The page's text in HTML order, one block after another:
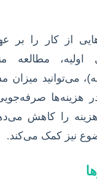
از کار را بر
اولیه، مطالعه
می‌توانید
هزینه‌ها
را کاهش
نیز کمک می‌کند.